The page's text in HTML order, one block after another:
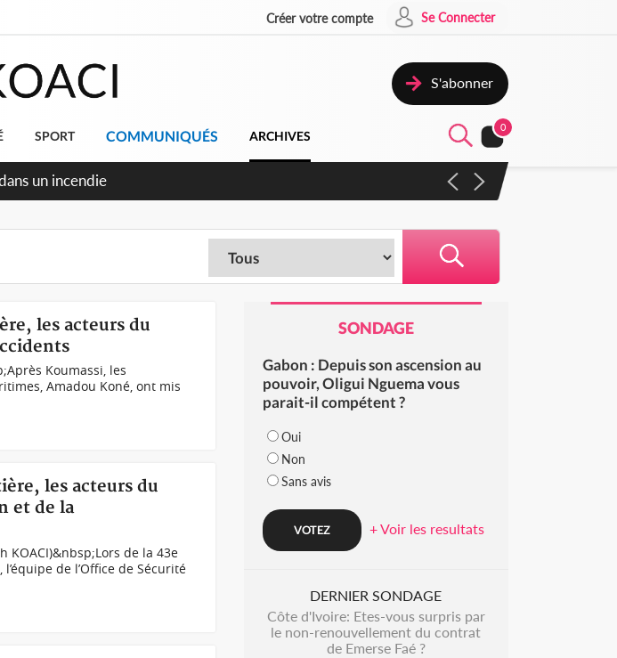
Créer votre compte Se Connecter
S'abonner
SPORT COMMUNIQUÉS ARCHIVES
0
transformée en vaste campagne contre les produits
les acteurs du
Koumassi, les
Amadou Koné, ont mis
les acteurs du
et de la
KOACI)&nbsp;Lors de la 43e
de l’Office de Sécurité
SONDAGE
Gabon : Depuis son ascension au
pouvoir, Oligui Nguema vous
parait-il compétent ?
Oui
Non
Sans avis
+ Voir les resultats
DERNIER SONDAGE
Côte d'Ivoire: Etes-vous surpris par
le non-renouvellement du contrat
de Emerse Faé ?